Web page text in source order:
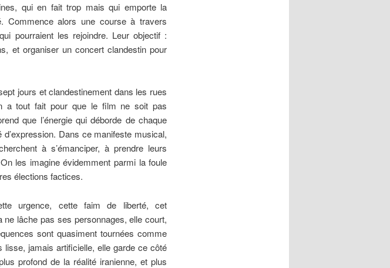
qui en fait trop mais qui emporte la
Commence alors une course à travers
pourraient les rejoindre. Leur objectif :
et organiser un concert clandestin pour
jours et clandestinement dans les rues
a tout fait pour que le film ne soit pas
que l’énergie qui déborde de chaque
Dans ce manifeste musical,
à s’émanciper, à prendre leurs
les imagine évidemment parmi la foule
élections factices.
urgence, cette faim de liberté, cet
lâche pas ses personnages, elle court,
sont quasiment tournées comme
lisse, jamais artificielle, elle garde ce côté
profond de la réalité iranienne, et plus